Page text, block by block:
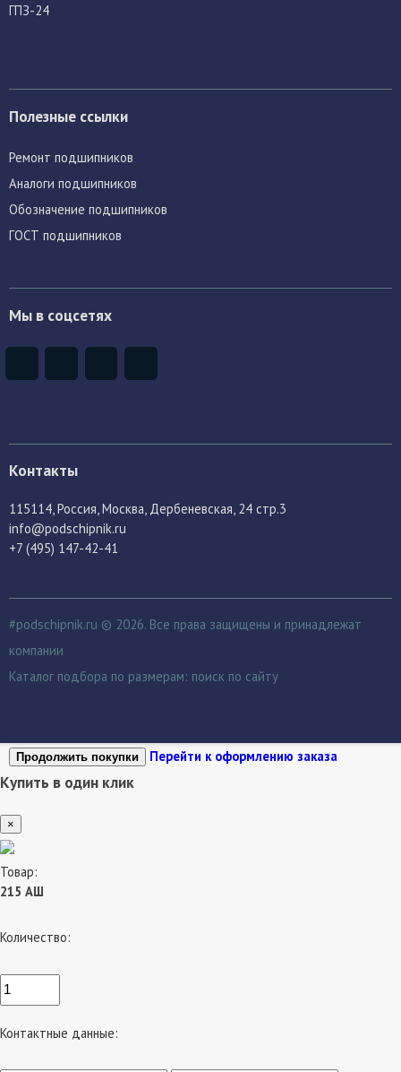
ГПЗ-24
Полезные ссылки
Ремонт подшипников
Аналоги подшипников
Обозначение подшипников
ГОСТ подшипников
Мы в соцсетях
Контакты
115114 , Россия, Москва, Дербеневская, 24 стр.3
info@podschipnik.ru
+7 (495) 147-42-41
#podschipnik.ru © 2026. Все права защищены и принадлежат
компании
Каталог подбора по размерам: поиск по сайту
Продолжить покупки Перейти к оформлению заказа
Купить в один клик
×
Товар:
215 АШ
Количество:
Контактные данные: